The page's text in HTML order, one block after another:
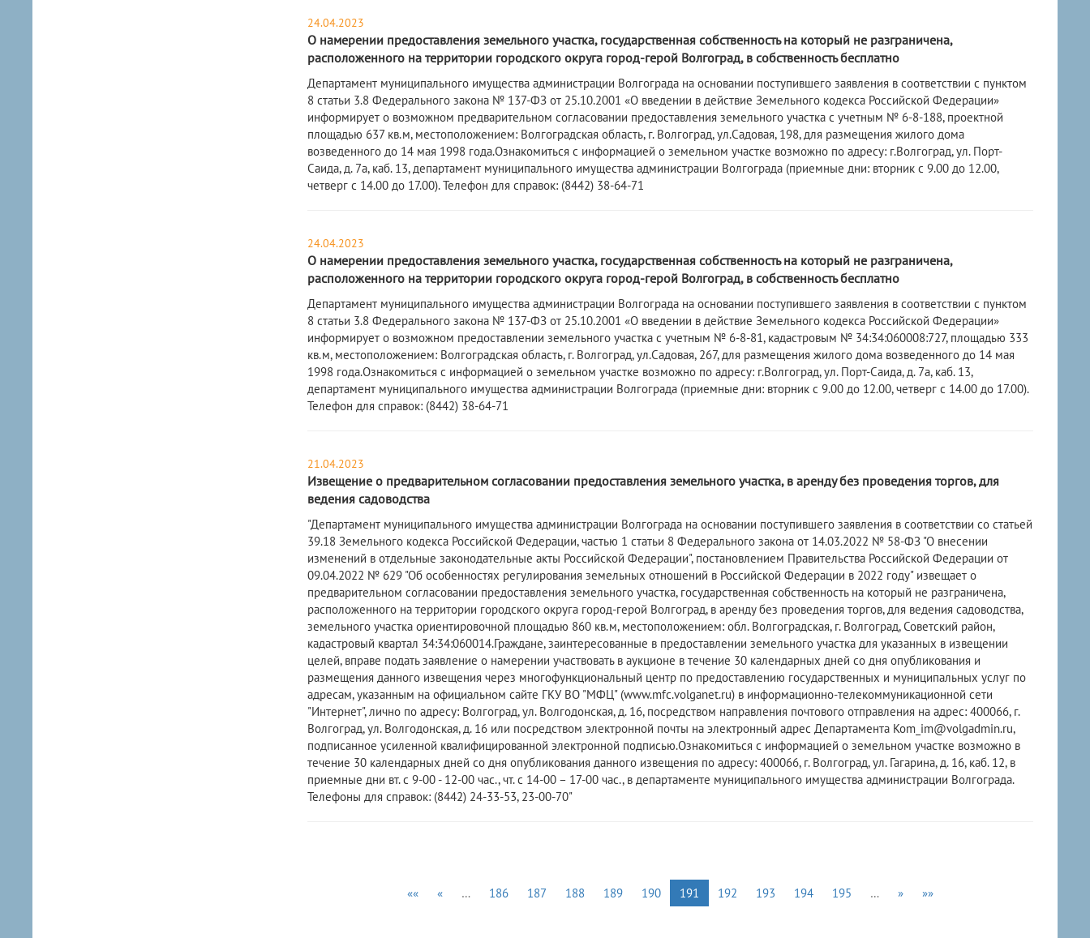
24.04.2023
О намерении предоставления земельного участка, государственная собственность на который не разграничена,
расположенного на территории городского округа город-герой Волгоград, в собственность бесплатно
​Департамент муниципального имущества администрации Волгограда на основании поступившего заявления в соответствии с пунктом
8 статьи 3.8 Федерального закона № 137-ФЗ от 25.10.2001 «О введении в действие Земельного кодекса Российской Федерации»
информирует о возможном предварительном согласовании предоставления земельного участка с учетным № 6-8-188, проектной
площадью 637 кв.м, местоположением: Волгоградская область, г. Волгоград, ул.Садовая, 198, для размещения жилого дома
возведенного до 14 мая 1998 года.Ознакомиться с информацией о земельном участке возможно по адресу: г.Волгоград, ул. Порт-
Саида, д. 7а, каб. 13, департамент муниципального имущества администрации Волгограда (приемные дни: вторник с 9.00 до 12.00,
четверг с 14.00 до 17.00). Телефон для справок: (8442) 38-64-71
24.04.2023
О намерении предоставления земельного участка, государственная собственность на который не разграничена,
расположенного на территории городского округа город-герой Волгоград, в собственность бесплатно
​Департамент муниципального имущества администрации Волгограда на основании поступившего заявления в соответствии с пунктом
8 статьи 3.8 Федерального закона № 137-ФЗ от 25.10.2001 «О введении в действие Земельного кодекса Российской Федерации»
информирует о возможном предоставлении земельного участка с учетным № 6-8-81, кадастровым № 34:34:060008:727, площадью 333
кв.м, местоположением: Волгоградская область, г. Волгоград, ул.Садовая, 267, для размещения жилого дома возведенного до 14 мая
1998 года.Ознакомиться с информацией о земельном участке возможно по адресу: г.Волгоград, ул. Порт-Саида, д. 7а, каб. 13,
департамент муниципального имущества администрации Волгограда (приемные дни: вторник с 9.00 до 12.00, четверг с 14.00 до 17.00).
Телефон для справок: (8442) 38-64-71
21.04.2023
Извещение о предварительном согласовании предоставления земельного участка, в аренду без проведения торгов, для
ведения садоводства
"Департамент муниципального имущества администрации Волгограда на основании поступившего заявления в соответствии со статьей
39.18 Земельного кодекса Российской Федерации, частью 1 статьи 8 Федерального закона от 14.03.2022 № 58-ФЗ "О внесении
изменений в отдельные законодательные акты Российской Федерации", постановлением Правительства Российской Федерации от
09.04.2022 № 629 "Об особенностях регулирования земельных отношений в Российской Федерации в 2022 году" извещает о
предварительном согласовании предоставления земельного участка, государственная собственность на который не разграничена,
расположенного на территории городского округа город-герой Волгоград, в аренду без проведения торгов, для ведения садоводства,
земельного участка ориентировочной площадью 860 кв.м, местоположением: обл. Волгоградская, г. Волгоград, Советский район,
кадастровый квартал 34:34:060014.Граждане, заинтересованные в предоставлении земельного участка для указанных в извещении
целей, вправе подать заявление о намерении участвовать в аукционе в течение 30 календарных дней со дня опубликования и
размещения данного извещения через многофункциональный центр по предоставлению государственных и муниципальных услуг по
адресам, указанным на официальном сайте ГКУ ВО "МФЦ" (www.mfc.volganet.ru) в информационно-телекоммуникационной сети
"Интернет", лично по адресу: Волгоград, ул. Волгодонская, д. 16, посредством направления почтового отправления на адрес: 400066, г.
Волгоград, ул. Волгодонская, д. 16 или посредством электронной почты на электронный адрес Департамента Kom_im@volgadmin.ru,
подписанное усиленной квалифицированной электронной подписью.Ознакомиться с информацией о земельном участке возможно в
течение 30 календарных дней со дня опубликования данного извещения по адресу: 400066, г. Волгоград, ул. Гагарина, д. 16, каб. 12, в
приемные дни вт. с 9-00 - 12-00 час., чт. с 14-00 – 17-00 час., в департаменте муниципального имущества администрации Волгограда.
Телефоны для справок: (8442) 24-33-53, 23-00-70"
«« « … 186 187 188 189 190 191 192 193 194 195 … » »»